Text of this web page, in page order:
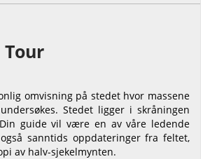
Tour
omvisning på stedet hvor massene
Stedet ligger i skråningen
guide vil være en av våre ledende
sanntids oppdateringer fra feltet,
av halv-sjekelmynten.